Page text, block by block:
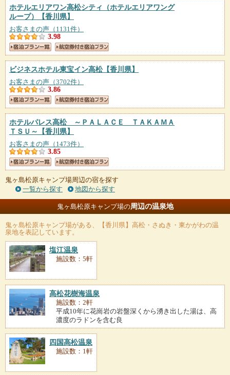
ホテルエリアワン高松シティ（ホテルエリアワング
ループ）
【香川県】
お客さまの声（1131件）
3.98
ビジネスホテル東宝イン高松【香川県】
お客さまの声（3702件）
3.86
ホテルパレス高松 ～ＰＡＬＡＣＥ ＴＡＫＡＭＡ
ＴＳＵ～
【香川県】
お客さまの声（1473件）
3.85
鬼ヶ島松原キャンプ場周辺の宿を探す
一覧から探す
地図から探す
鬼ヶ島松原キャンプ場の周辺の温泉地
鬼ヶ島松原キャンプ場がある、【香川県】高松・さぬき・東かがわの温
泉地を表記しています。
塩江温泉
施設数：5軒
高松花樹海温泉
施設数：2軒
平成10年に花崗岩の岩盤深くから湧き出した湯は、高
濃度のラドンを含む良
四国高松温泉
施設数：1軒